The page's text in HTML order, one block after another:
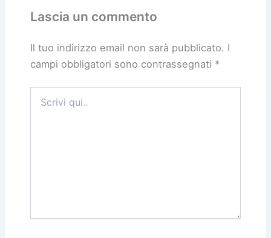
Lascia un commento
Il tuo indirizzo email non sarà pubblicato. I
campi obbligatori sono contrassegnati *
qui..